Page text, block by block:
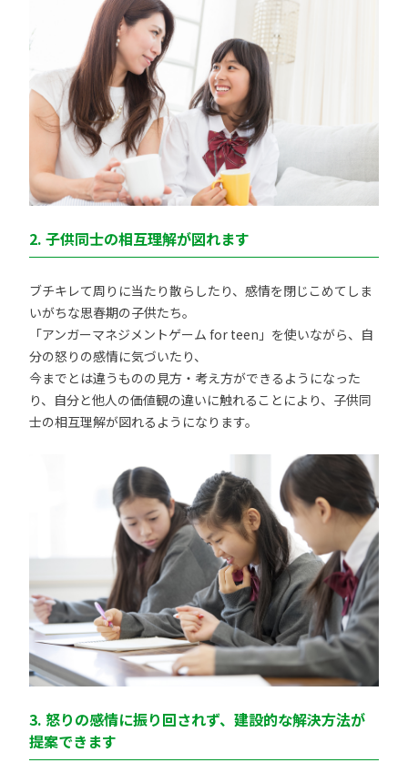
2. 子供同士の相互理解が図れます
ブチキレて周りに当たり散らしたり、感情を閉じこめてしま
いがちな思春期の子供たち。
「アンガーマネジメントゲーム for teen」を使いながら、自
分の怒りの感情に気づいたり、
今までとは違うものの見方・考え方ができるようになった
り、自分と他人の価値観の違いに触れることにより、子供同
士の相互理解が図れるようになります。
3. 怒りの感情に振り回されず、建設的な解決方法が
提案できます